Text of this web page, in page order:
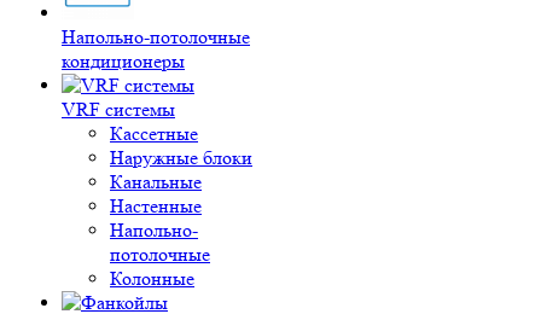
Напольно-потолочные
кондиционеры
VRF системы
Кассетные
Наружные блоки
Канальные
Настенные
Напольно-
потолочные
Колонные